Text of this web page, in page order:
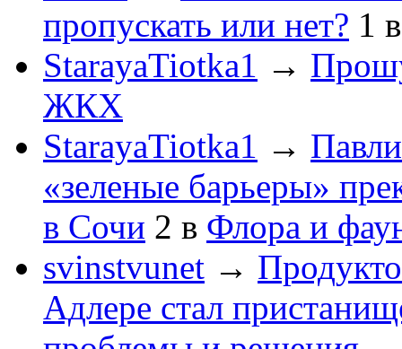
пропускать или нет? 1
StarayaTiotka1 →
ЖКХ
StarayaTiotka1 →
«зеленые барьеры»
в Сочи 2 в Флора и
svinstvunet →
Адлере стал